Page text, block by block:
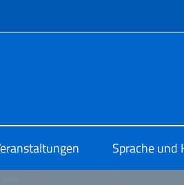
Sprache und